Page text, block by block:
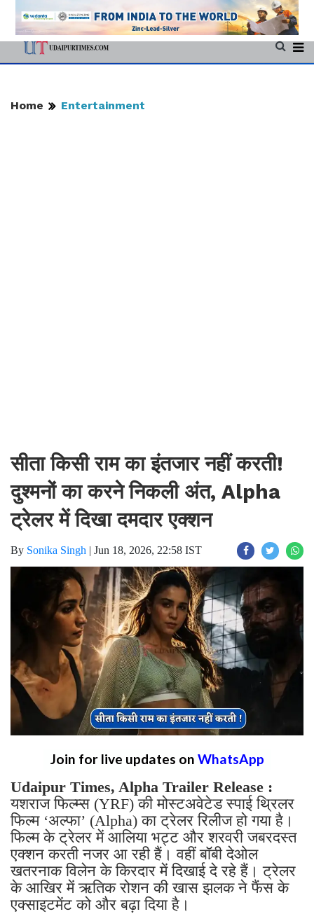
Home Entertainment
सीता किसी राम का इंतजार नहीं करती!
दुश्मनों का करने निकली अंत, Alpha
ट्रेलर में दिखा दमदार एक्शन
By Sonika Singh | Jun 18, 2026, 22:58 IST
Join for live updates on WhatsApp
Udaipur Times, Alpha Trailer Release :
यशराज फिल्म्स (YRF) की मोस्टअवेटेड स्पाई थ्रिलर
फिल्म ‘अल्फा’ (Alpha) का ट्रेलर रिलीज हो गया है।
फिल्म के ट्रेलर में आलिया भट्ट और शरवरी जबरदस्त
एक्शन करती नजर आ रही हैं। वहीं बॉबी देओल
खतरनाक विलेन के किरदार में दिखाई दे रहे हैं। ट्रेलर
के आखिर में ऋतिक रोशन की खास झलक ने फैंस के
एक्साइटमेंट को और बढ़ा दिया है।